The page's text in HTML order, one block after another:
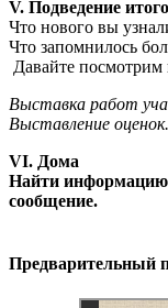
V. Подведение
Что нового вы
Что запомнилось
Давайте посмотрим
Выставка работ
Выставление оценок.
VI. Дома
Найти информацию
сообщение.
Предварительный